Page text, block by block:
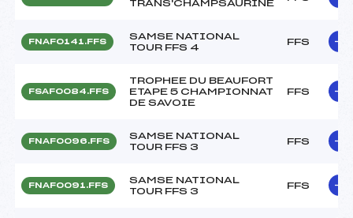
TRANS'CHAMPSAURINE
FNAF0141.FFS
SAMSE NATIONAL
TOUR FFS 4
FFS
FSAF0084.FFS
TROPHEE DU BEAUFORT
ETAPE 5 CHAMPIONNAT
DE SAVOIE
FFS
FNAF0096.FFS
SAMSE NATIONAL
TOUR FFS 3
FFS
FNAF0091.FFS
SAMSE NATIONAL
TOUR FFS 3
FFS